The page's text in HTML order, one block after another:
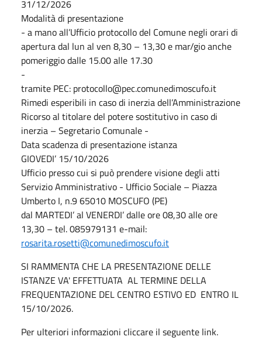
31/12/2026
Modalità di presentazione
- a mano all’Ufficio protocollo del Comune negli orari di
apertura dal lun al ven 8,30 – 13,30 e mar/gio anche
pomeriggio dalle 15.00 alle 17.30
-
tramite PEC: protocollo@pec.comunedimoscufo.it
Rimedi esperibili in caso di inerzia dell’Amministrazione
Ricorso al titolare del potere sostitutivo in caso di
inerzia – Segretario Comunale -
Data scadenza di presentazione istanza
GIOVEDI’ 15/10/2026
Ufficio presso cui si può prendere visione degli atti
Servizio Amministrativo - Ufficio Sociale – Piazza
Umberto I, n.9 65010 MOSCUFO (PE)
dal MARTEDI’ al VENERDI’ dalle ore 08,30 alle ore
13,30 – tel. 085979131 e-mail:
rosarita.rosetti@comunedimoscufo.it
SI RAMMENTA CHE LA PRESENTAZIONE DELLE
ISTANZE VA' EFFETTUATA AL TERMINE DELLA
FREQUENTAZIONE DEL CENTRO ESTIVO ED ENTRO IL
15/10/2026.
Per ulteriori informazioni cliccare il seguente link.